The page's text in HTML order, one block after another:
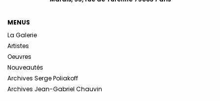
MENUS
La Galerie
Artistes
Oeuvres
Nouveautés
Archives Serge Poliakoff
Archives Jean-Gabriel Chauvin